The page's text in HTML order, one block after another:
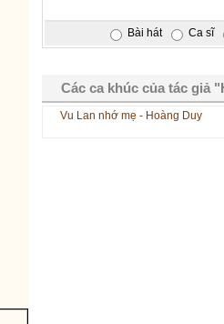
Bài hát Ca sĩ
Các ca khúc của tác giả
Vu Lan nhớ mẹ - Hoàng Duy